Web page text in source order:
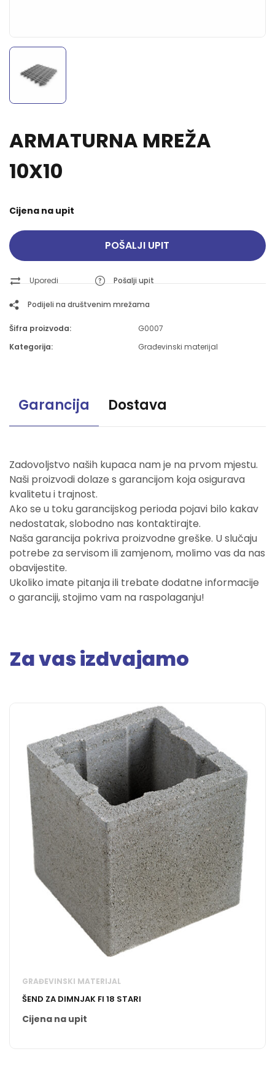
ARMATURNA MREŽA
10X10
Cijena na upit
POŠALJI UPIT
Uporedi Pošalji upit
Podijeli na društvenim mrežama
Šifra proizvoda:
G0007
Kategorija:
Građevinski materijal
Garancija Dostava
Zadovoljstvo naših kupaca nam je na prvom mjestu.
Naši proizvodi dolaze s garancijom koja osigurava
kvalitetu i trajnost.
Ako se u toku garancijskog perioda pojavi bilo kakav
nedostatak, slobodno nas kontaktirajte.
Naša garancija pokriva proizvodne greške. U slučaju
potrebe za servisom ili zamjenom, molimo vas da nas
obavijestite.
Ukoliko imate pitanja ili trebate dodatne informacije
o garanciji, stojimo vam na raspolaganju!
Za vas izdvajamo
GRAĐEVINSKI MATERIJAL
ŠEND ZA DIMNJAK FI 18 STARI
Cijena na upit